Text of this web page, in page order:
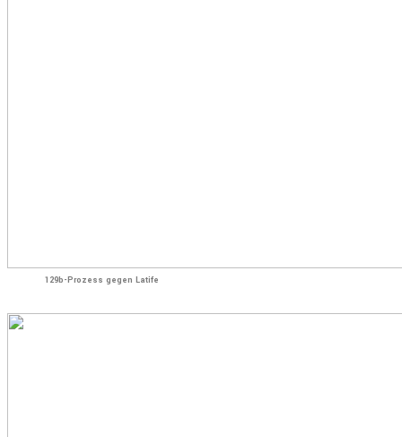
129b-Prozess gegen Latife